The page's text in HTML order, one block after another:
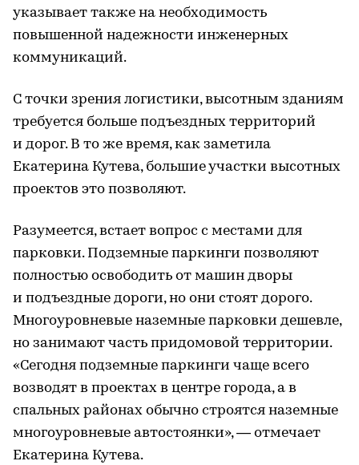
указывает также на необходимость
повышенной надежности инженерных
коммуникаций.
С точки зрения логистики, высотным зданиям
требуется больше подъездных территорий
и дорог. В то же время, как заметила
Екатерина Кутева, большие участки высотных
проектов это позволяют.
Разумеется, встает вопрос с местами для
парковки. Подземные паркинги позволяют
полностью освободить от машин дворы
и подъездные дороги, но они стоят дорого.
Многоуровневые наземные парковки дешевле,
но занимают часть придомовой территории.
«Сегодня подземные паркинги чаще всего
возводят в проектах в центре города, а в
спальных районах обычно строятся наземные
многоуровневые автостоянки», — отмечает
Екатерина Кутева.